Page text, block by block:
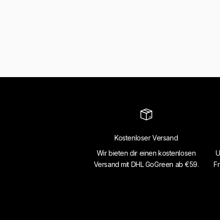
Kostenloser Versand
Wir bieten dir einen kostenlosen
Versand mit DHL GoGreen ab €59.